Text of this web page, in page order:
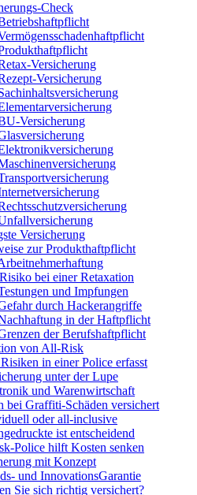
Check
Versicherung
Versicherung
Versicherung
Versicherung
zur Produkthaftpflicht
bei einer Retaxation
und Impfungen
durch Hackerangriffe
in der Haftpflicht
der Berufshaftpflicht
von All-Risk
in einer Police erfasst
unter der Lupe
und Warenwirtschaft
bei Graffiti-Schäden versichert
oder all-inclusive
ist entscheidend
Police hilft Kosten senken
mit Konzept
und InnovationsGarantie
Sie sich richtig versichert?